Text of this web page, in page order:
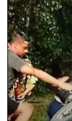
g
a
ç
ã
o
d
e
P